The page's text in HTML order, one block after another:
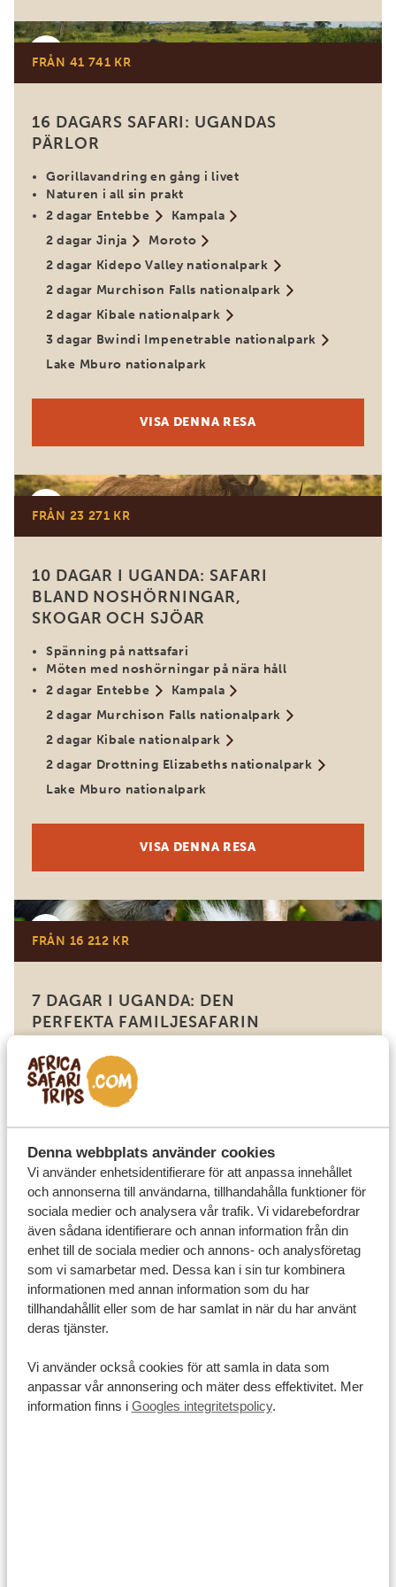
Denna webbplats använder cookies
Vi använder enhetsidentifierare för att anpassa innehållet
och annonserna till användarna, tillhandahålla funktioner för
sociala medier och analysera vår trafik. Vi vidarebefordrar
även sådana identifierare och annan information från din
enhet till de sociala medier och annons- och analysföretag
som vi samarbetar med. Dessa kan i sin tur kombinera
informationen med annan information som du har
tillhandahållit eller som de har samlat in när du har använt
deras tjänster.
Vi använder också cookies för att samla in data som
anpassar vår annonsering och mäter dess effektivitet. Mer
information finns i Googles integritetspolicy.
Uganda
FRÅN 41 741 KR
16 DAGARS SAFARI: UGANDAS
PÄRLOR
Gorillavandring en gång i livet
Naturen i all sin prakt
2 dagar Entebbe
Kampala
2 dagar Jinja
Moroto
2 dagar Kidepo Valley nationalpark
2 dagar Murchison Falls nationalpark
2 dagar Kibale nationalpark
3 dagar Bwindi Impenetrable nationalpark
Lake Mburo nationalpark
VISA DENNA RESA
Uganda
FRÅN 23 271 KR
10 DAGAR I UGANDA: SAFARI
BLAND NOSHÖRNINGAR,
SKOGAR OCH SJÖAR
Spänning på nattsafari
Möten med noshörningar på nära håll
2 dagar Entebbe
Kampala
2 dagar Murchison Falls nationalpark
2 dagar Kibale nationalpark
2 dagar Drottning Elizabeths nationalpark
Lake Mburo nationalpark
VISA DENNA RESA
Uganda
FRÅN 16 212 KR
7 DAGAR I UGANDA: DEN
PERFEKTA FAMILJESAFARIN
Safari med hästridning
Bildskönt afrikanskt djurliv
2 dagar Entebbe
Kibale nationalpark
VISA DENNA RESA
Uganda
FRÅN 23 610 KR
BORTOM ALLFARVÄGARNA
Avlägsna och natursköna landskap